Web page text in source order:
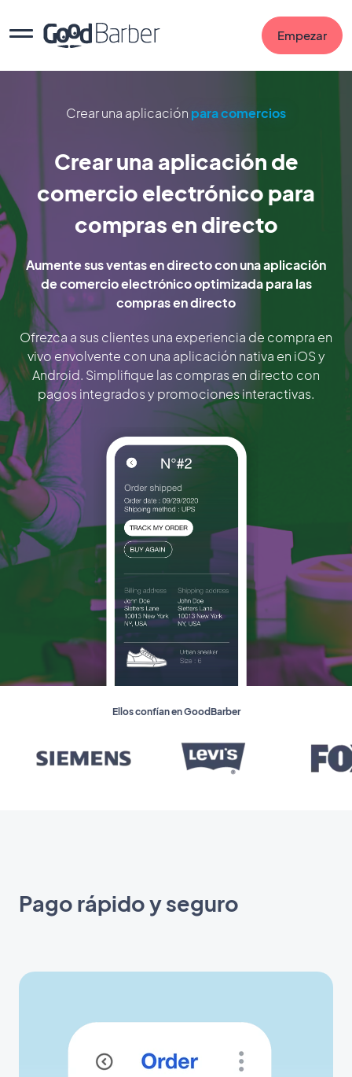
Empezar
Crear una aplicación para comercios
Crear una aplicación de
comercio electrónico para
compras en directo
Aumente sus ventas en directo con una aplicación
de comercio electrónico optimizada para las
compras en directo
Ofrezca a sus clientes una experiencia de compra en
vivo envolvente con una aplicación nativa en iOS y
Android. Simplifique las compras en directo con
pagos integrados y promociones interactivas.
Ellos confían en GoodBarber
Pago rápido y seguro